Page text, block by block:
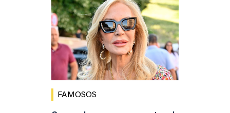
FAMOSOS